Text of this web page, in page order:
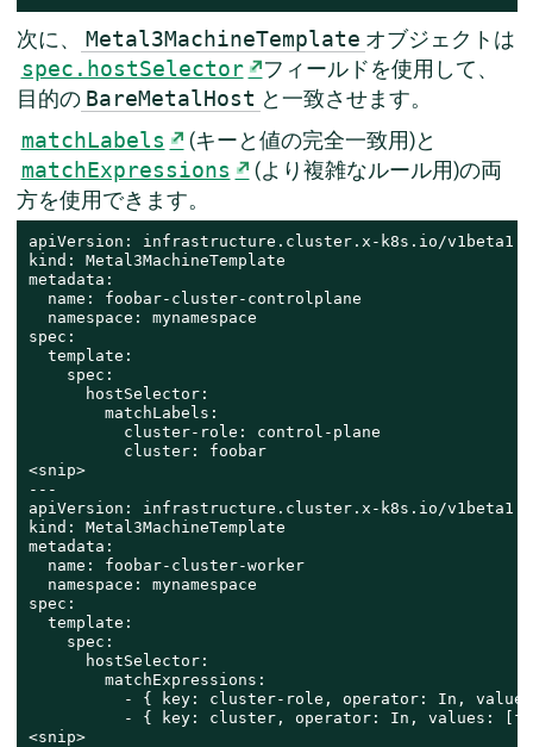
次に、 Metal3MachineTemplate オブジェクトは
spec.hostSelector
フィールドを使用して、
目的の BareMetalHost と一致させます。
matchLabels (キーと値の完全一致用)と
matchExpressions
(より複雑なルール用)の両
方を使用できます。
apiVersion: infrastructure.cluster.x-k8s.io/v1beta1
kind: Metal3MachineTemplate
metadata:
  name: foobar-cluster-controlplane
  namespace: mynamespace
spec:
  template:
    spec:
      hostSelector:
        matchLabels:
          cluster-role: control-plane
          cluster: foobar
<snip>
---
apiVersion: infrastructure.cluster.x-k8s.io/v1beta1
kind: Metal3MachineTemplate
metadata:
  name: foobar-cluster-worker
  namespace: mynamespace
spec:
  template:
    spec:
      hostSelector:
        matchExpressions:
- { key: cluster-role, operator: In,
- { key: cluster, operator: In, values:
<snip>